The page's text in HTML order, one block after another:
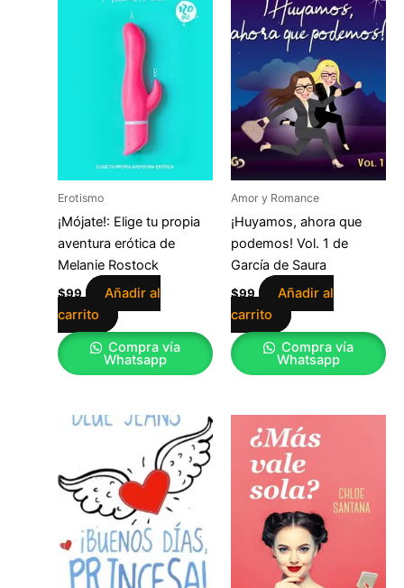
Erotismo
¡Mójate!: Elige tu propia
aventura erótica de
Melanie Rostock
$99
Añadir al
carrito
Compra vía
Whatsapp
Amor y Romance
¡Huyamos, ahora que
podemos! Vol. 1 de
García de Saura
$99
Añadir al
carrito
Compra vía
Whatsapp